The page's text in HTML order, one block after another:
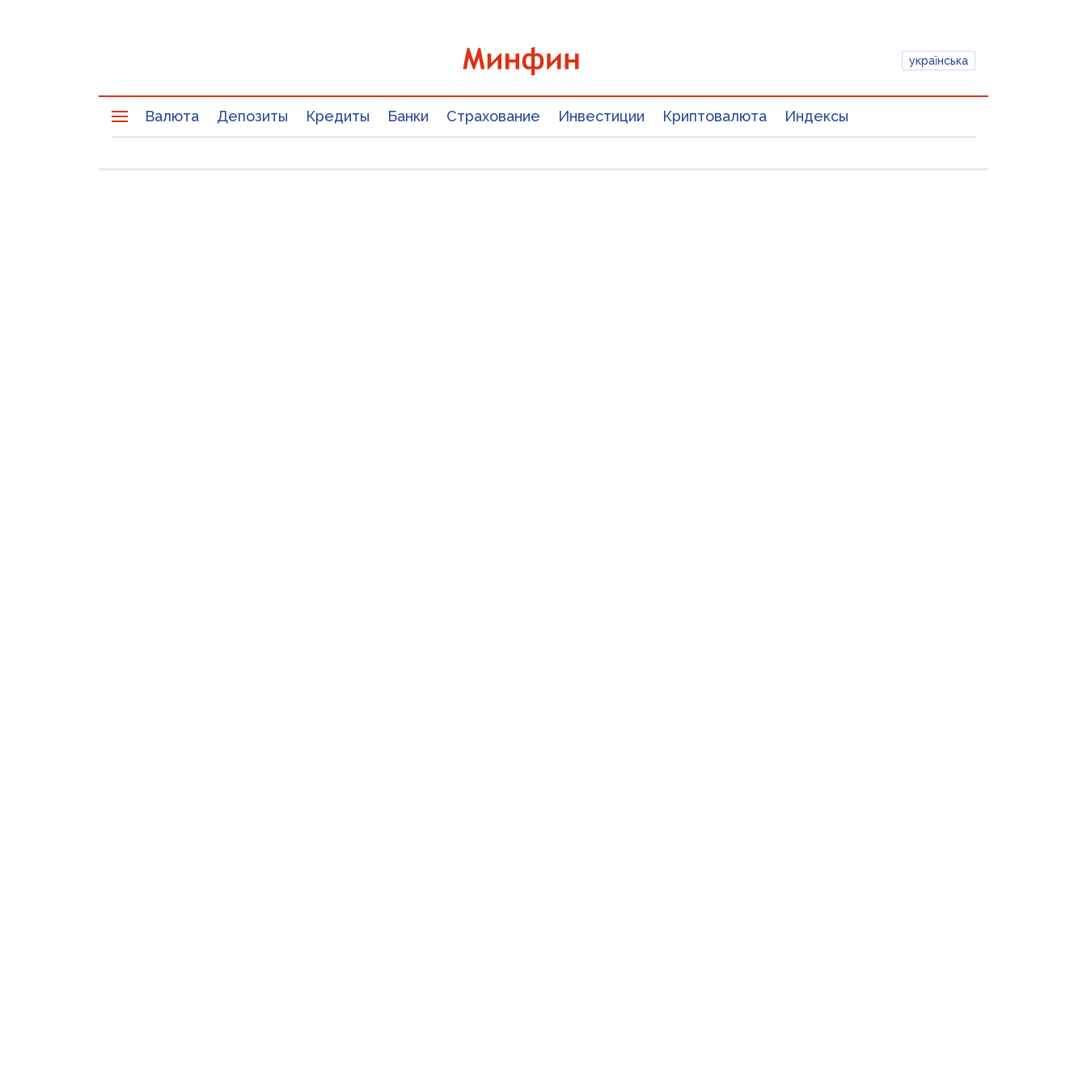
українська
Валюта Депозиты Кредиты Банки Страхование Инвестиции Криптовалюта Индексы